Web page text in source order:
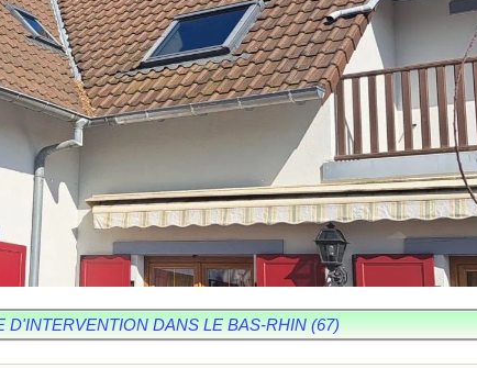
D'INTERVENTION DANS LE BAS-RHIN (67)